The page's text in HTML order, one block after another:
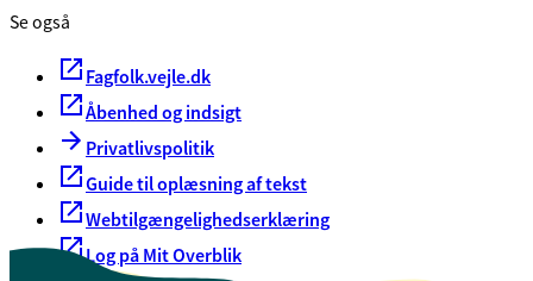
Se også
Fagfolk.vejle.dk
Åbenhed og indsigt
Privatlivspolitik
Guide til oplæsning af tekst
Webtilgængelighedserklæring
Log på Mit Overblik